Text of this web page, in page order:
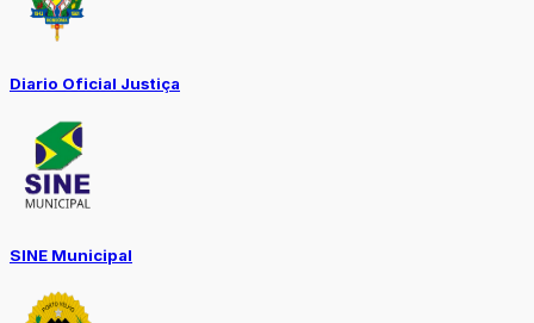
Diario Oficial Justiça
SINE Municipal